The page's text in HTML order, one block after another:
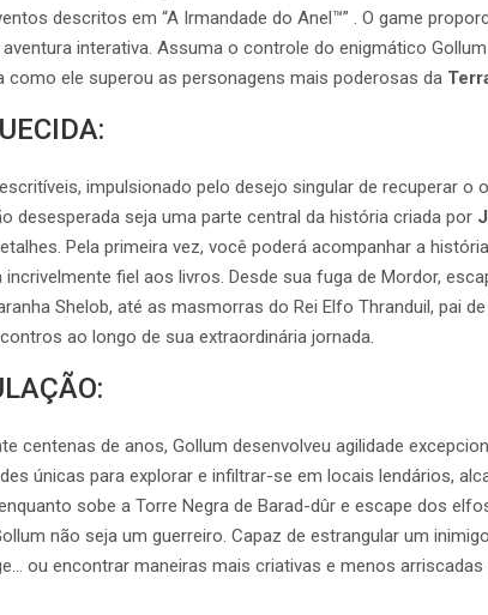
descritos em “A Irmandade do Anel™” . O game
interativa. Assuma o controle do enigmático
como ele superou as personagens mais poderosas da
impulsionado pelo desejo singular de recuperar o
desesperada seja uma parte central da história criada por
Pela primeira vez, você poderá acompanhar a
incrivelmente fiel aos livros. Desde sua fuga de Mordor,
Shelob, até as masmorras do Rei Elfo Thranduil, pai
ao longo de sua extraordinária jornada.
centenas de anos, Gollum desenvolveu agilidade
únicas para explorar e infiltrar-se em locais lendários,
sobe a Torre Negra de Barad-dûr e escape dos
não seja um guerreiro. Capaz de estrangular um
ou encontrar maneiras mais criativas e menos arriscadas